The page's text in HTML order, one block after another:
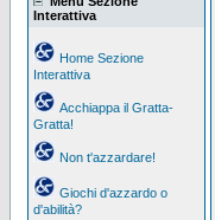
Interattiva
Home Sezione
Interattiva
Acchiappa il Gratta-
Gratta!
Non t'azzardare!
Giochi d'azzardo o
d'abilità?